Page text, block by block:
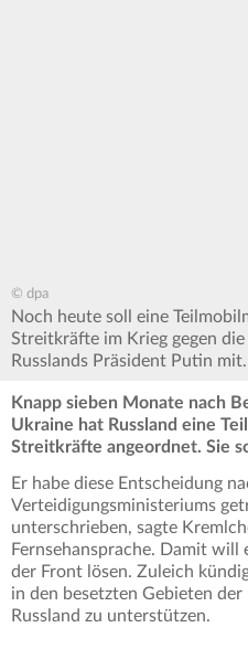
© dpa
Noch heute soll eine
Streitkräfte im Krieg gegen
Russlands Präsident Putin mit.
Knapp sieben Monate nach
Ukraine hat Russland eine
Streitkräfte angeordnet. Sie
Er habe diese Entscheidung
Verteidigungsministeriums
unterschrieben, sagte
Fernsehansprache. Damit will
der Front lösen. Zuleich
in den besetzten Gebieten
Russland zu unterstützen.